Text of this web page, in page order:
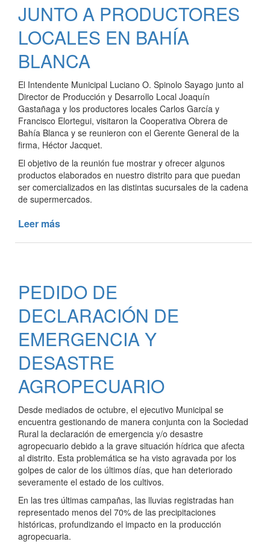
LA
HABILITACIÓN
PARA
EL
USO
DEL
PREDIO
FERIAL
JUNTO A PRODUCTORES
LOCALES EN BAHÍA
BLANCA
El Intendente Municipal Luciano O. Spinolo Sayago junto al
Director de Producción y Desarrollo Local Joaquín
Gastañaga y los productores locales Carlos García y
Francisco Elortegui, visitaron la Cooperativa Obrera de
Bahía Blanca y se reunieron con el Gerente General de la
firma, Héctor Jacquet.
El objetivo de la reunión fue mostrar y ofrecer algunos
productos elaborados en nuestro distrito para que puedan
ser comercializados en las distintas sucursales de la cadena
de supermercados.
Leer más
EN
BAHÍA
BLANCA
PEDIDO DE
DECLARACIÓN DE
EMERGENCIA Y
DESASTRE
AGROPECUARIO
Desde mediados de octubre, el ejecutivo Municipal se
encuentra gestionando de manera conjunta con la Sociedad
Rural la declaración de emergencia y/o desastre
agropecuario debido a la grave situación hídrica que afecta
al distrito. Esta problemática se ha visto agravada por los
golpes de calor de los últimos días, que han deteriorado
severamente el estado de los cultivos.
En las tres últimas campañas, las lluvias registradas han
representado menos del 70% de las precipitaciones
históricas, profundizando el impacto en la producción
agropecuaria.